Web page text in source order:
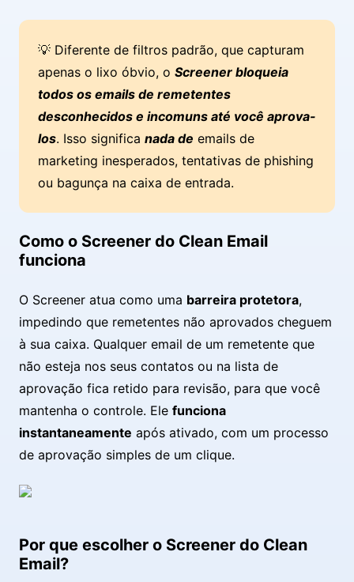
💡 Diferente de filtros padrão, que capturam
apenas o lixo óbvio, o Screener bloqueia
todos os emails de remetentes
desconhecidos e incomuns até você aprova-
los. Isso significa nada de emails de
marketing inesperados, tentativas de phishing
ou bagunça na caixa de entrada.
Como o Screener do Clean Email
funciona
O Screener atua como uma barreira protetora,
impedindo que remetentes não aprovados cheguem
à sua caixa. Qualquer email de um remetente que
não esteja nos seus contatos ou na lista de
aprovação fica retido para revisão, para que você
mantenha o controle. Ele funciona
instantaneamente após ativado, com um processo
de aprovação simples de um clique.
Por que escolher o Screener do Clean
Email?